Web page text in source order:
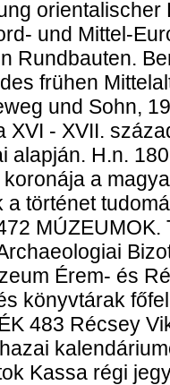
und Mittel-
Rundbauten.
frühen
und Sohn,
XVI - XVII.
alapján. H.n.
a
a történet
Érem- és
könyvtárak
483 Récsey
Kassa régi